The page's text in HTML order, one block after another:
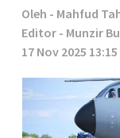
Oleh - Mahfud
Editor - Munzir
17 Nov 2025 13:15